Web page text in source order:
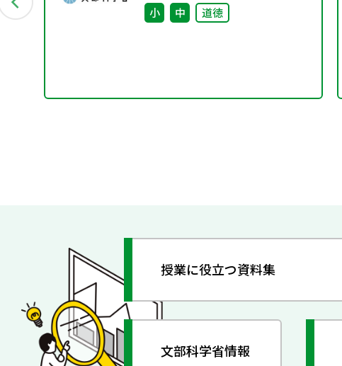
小 中 道徳
授業に役立つ資料集
文部科学省情報